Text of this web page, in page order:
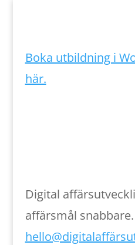
Boka utbildning i
här.
Digital
affärsmål